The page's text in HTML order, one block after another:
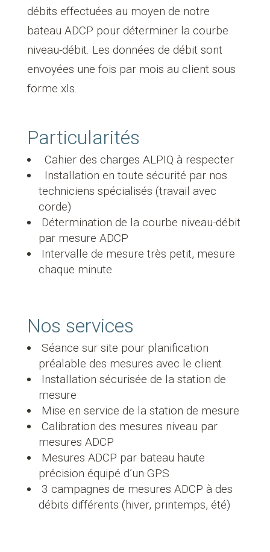
débits effectuées au moyen de notre
bateau ADCP pour déterminer la courbe
niveau-débit. Les données de débit sont
envoyées une fois par mois au client sous
forme xls.
Particularités
Cahier des charges ALPIQ à respecter
Installation en toute sécurité par nos
techniciens spécialisés (travail avec
corde)
Détermination de la courbe niveau-débit
par mesure ADCP
Intervalle de mesure très petit, mesure
chaque minute
Nos services
Séance sur site pour planification
préalable des mesures avec le client
Installation sécurisée de la station de
mesure
Mise en service de la station de mesure
Calibration des mesures niveau par
mesures ADCP
Mesures ADCP par bateau haute
précision équipé d’un GPS
3 campagnes de mesures ADCP à des
débits différents (hiver, printemps, été)